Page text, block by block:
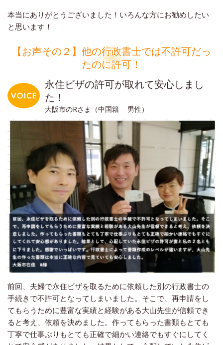
本当にありがとうございました！いろんな方にお勧めしたい
と思います！
【お声その２】他の行政書士では不許可だっ
たのに許可！
永住ビザの許可が取れて安心しまし
た！
大阪市のRさま（中国籍 男性）
前回、夫婦で永住ビザを取るために依頼した別の行政書士の
手続きで不許可となってしまいました。そこで、再申請をし
てもらうために豊富な実績と経験がある大山先生が信頼でき
ると考え、依頼を決めました。作ってもらった書類もとても
丁寧で仕事ぶりもとても正確で細かい連絡でもすぐにしてく